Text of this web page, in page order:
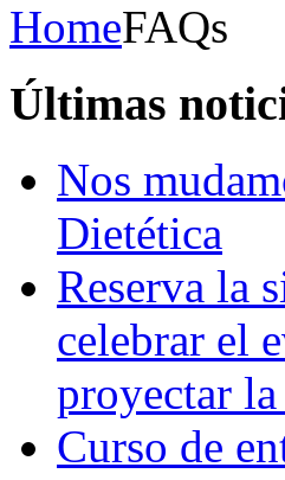
HomeFAQs
Últimas
Nos
Dietética
Reserva la
celebrar el
proyectar
Curso de